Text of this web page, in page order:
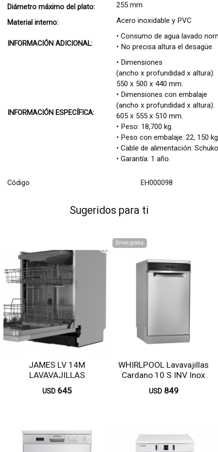
Diámetro máximo del plato: 255 mm
Material interno: Acero inoxidable y PVC
INFORMACIÓN ADICIONAL:
• Consumo de agua lavado
• No precisa altura el desagüe.
INFORMACIÓN ESPECÍFICA:
• Dimensiones
(ancho x profundidad x altura):
550 x 500 x 440 mm.
• Dimensiones con embalaje
(ancho x profundidad x altura):
605 x 555 x 510 mm.
• Peso: 18,700 kg.
• Peso con embalaje: 22, 150
• Cable de alimentación:
• Garantía: 1 año.
Código EH000098
Sugeridos para ti
JAMES LV 14M
LAVAVAJILLAS
EMPOTRABLE
USD 645
Envío gratis
WHIRLPOOL Lavavajillas
Cardano 10 S INV Inox
WSFO3T223PXCL
USD 849